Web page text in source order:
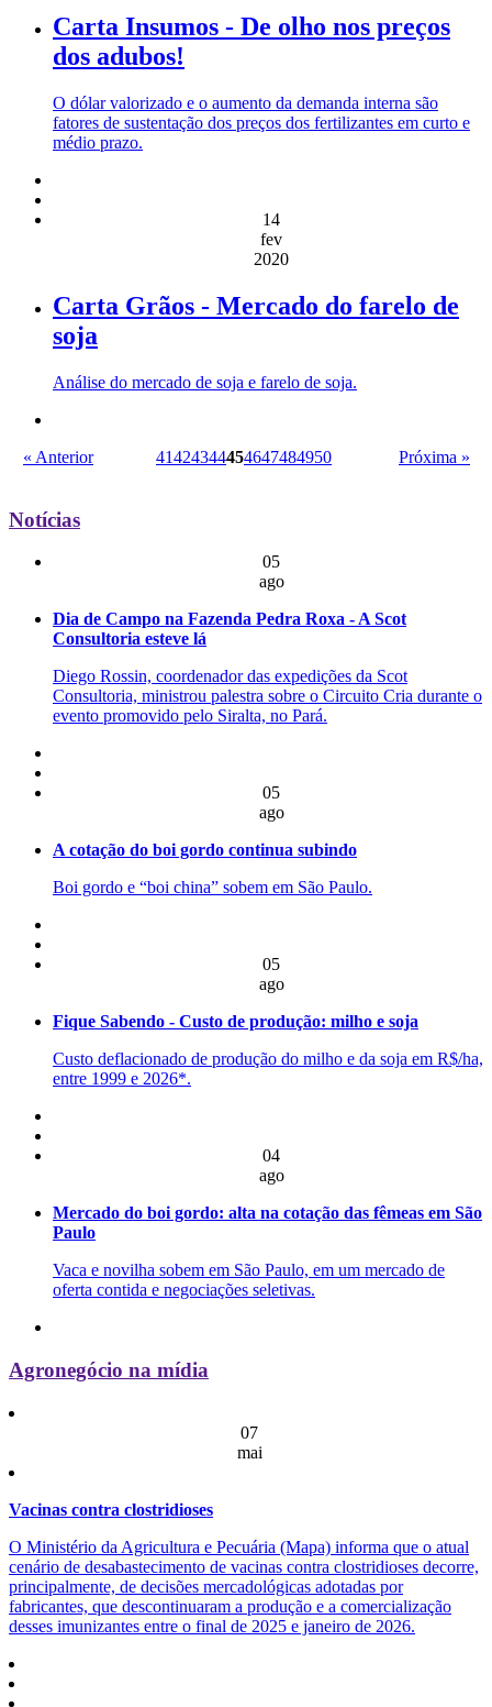
Carta Insumos - De olho nos preços
dos adubos!
O dólar valorizado e o aumento da demanda interna são
fatores de sustentação dos preços dos fertilizantes em curto e
médio prazo.
14
fev
2020
Carta Grãos - Mercado do farelo de
soja
Análise do mercado de soja e farelo de soja.
« Anterior 41424344454647484950 Próxima »
Notícias
05
ago
Dia de Campo na Fazenda Pedra Roxa - A Scot
Consultoria esteve lá
Diego Rossin, coordenador das expedições da Scot
Consultoria, ministrou palestra sobre o Circuito Cria durante o
evento promovido pelo Siralta, no Pará.
05
ago
A cotação do boi gordo continua subindo
Boi gordo e “boi china” sobem em São Paulo.
05
ago
Fique Sabendo - Custo de produção: milho e soja
Custo deflacionado de produção do milho e da soja em R$/ha,
entre 1999 e 2026*.
04
ago
Mercado do boi gordo: alta na cotação das fêmeas em São
Paulo
Vaca e novilha sobem em São Paulo, em um mercado de
oferta contida e negociações seletivas.
Agronegócio na mídia
07
mai
Vacinas contra clostridioses
O Ministério da Agricultura e Pecuária (Mapa) informa que o atual
cenário de desabastecimento de vacinas contra clostridioses decorre,
principalmente, de decisões mercadológicas adotadas por
fabricantes, que descontinuaram a produção e a comercialização
desses imunizantes entre o final de 2025 e janeiro de 2026.